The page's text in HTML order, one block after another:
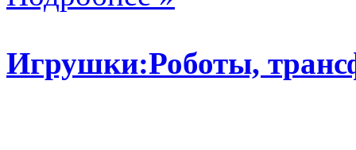
Игрушки:Роботы,